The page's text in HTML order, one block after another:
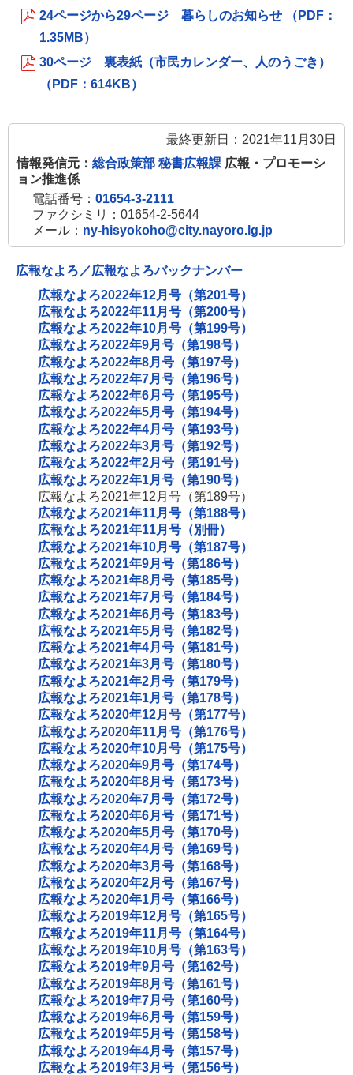
24ページから29ページ 暮らしのお知らせ （PDF：
1.35MB）
30ページ 裏表紙（市民カレンダー、人のうごき）
（PDF：614KB）
最終更新日：2021年11月30日
情報発信元： 総合政策部 秘書広報課 広報・プロモーシ
ョン推進係
電話番号： 01654-3-2111
ファクシミリ：01654-2-5644
メール： ny-hisyokoho@city.nayoro.lg.jp
広報なよろ／広報なよろバックナンバー
広報なよろ2022年12月号（第201号）
広報なよろ2022年11月号（第200号）
広報なよろ2022年10月号（第199号）
広報なよろ2022年9月号（第198号）
広報なよろ2022年8月号（第197号）
広報なよろ2022年7月号（第196号）
広報なよろ2022年6月号（第195号）
広報なよろ2022年5月号（第194号）
広報なよろ2022年4月号（第193号）
広報なよろ2022年3月号（第192号）
広報なよろ2022年2月号（第191号）
広報なよろ2022年1月号（第190号）
広報なよろ2021年12月号（第189号）
広報なよろ2021年11月号（第188号）
広報なよろ2021年11月号（別冊）
広報なよろ2021年10月号（第187号）
広報なよろ2021年9月号（第186号）
広報なよろ2021年8月号（第185号）
広報なよろ2021年7月号（第184号）
広報なよろ2021年6月号（第183号）
広報なよろ2021年5月号（第182号）
広報なよろ2021年4月号（第181号）
広報なよろ2021年3月号（第180号）
広報なよろ2021年2月号（第179号）
広報なよろ2021年1月号（第178号）
広報なよろ2020年12月号（第177号）
広報なよろ2020年11月号（第176号）
広報なよろ2020年10月号（第175号）
広報なよろ2020年9月号（第174号）
広報なよろ2020年8月号（第173号）
広報なよろ2020年7月号（第172号）
広報なよろ2020年6月号（第171号）
広報なよろ2020年5月号（第170号）
広報なよろ2020年4月号（第169号）
広報なよろ2020年3月号（第168号）
広報なよろ2020年2月号（第167号）
広報なよろ2020年1月号（第166号）
広報なよろ2019年12月号（第165号）
広報なよろ2019年11月号（第164号）
広報なよろ2019年10月号（第163号）
広報なよろ2019年9月号（第162号）
広報なよろ2019年8月号（第161号）
広報なよろ2019年7月号（第160号）
広報なよろ2019年6月号（第159号）
広報なよろ2019年5月号（第158号）
広報なよろ2019年4月号（第157号）
広報なよろ2019年3月号（第156号）